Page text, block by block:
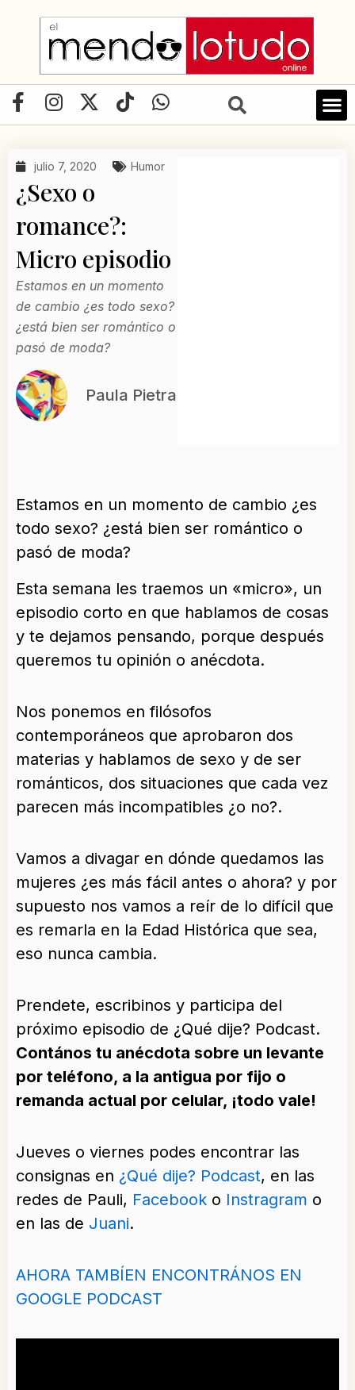
contenido
F
a
e
b
o
o
k
-
f
I
n
t
g
r
a
m
X
-
w
t
t
e
r
T
i
t
W
h
t
julio 7, 2020 Humor
¿Sexo o
romance?:
Micro episodio
Estamos en un momento
de cambio ¿es todo sexo?
¿está bien ser romántico o
pasó de moda?
Paula Pietra
Estamos en un momento de cambio ¿es
todo sexo? ¿está bien ser romántico o
pasó de moda?
Esta semana les traemos un «micro», un
episodio corto en que hablamos de cosas
y te dejamos pensando, porque después
queremos tu opinión o anécdota.
Nos ponemos en filósofos
contemporáneos que aprobaron dos
materias y hablamos de sexo y de ser
románticos, dos situaciones que cada vez
parecen más incompatibles ¿o no?.
Vamos a divagar en dónde quedamos las
mujeres ¿es más fácil antes o ahora? y por
supuesto nos vamos a reír de lo difícil que
es remarla en la Edad Histórica que sea,
eso nunca cambia.
Prendete, escribinos y participa del
próximo episodio de ¿Qué dije? Podcast.
Contános tu anécdota sobre un levante
por teléfono, a la antigua por fijo o
remanda actual por celular, ¡todo vale!
Jueves o viernes podes encontrar las
consignas en ¿Qué dije? Podcast, en las
redes de Pauli, Facebook o Instragram o
en las de Juani.
AHORA TAMBÍEN ENCONTRÁNOS EN
GOOGLE PODCAST